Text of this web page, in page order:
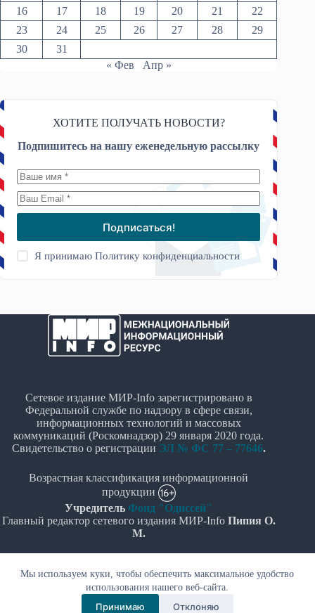
Мы используем куки, чтобы обеспечить максимальное удобство
использования нашего веб-сайта.
Принимаю Отклоняю
16
17 18 19 20 21
22
23
24 25 26 27 28
29
30
31
« Фев
Апр »
ХОТИТЕ ПОЛУЧАТЬ НОВОСТИ?
Подпишитесь на нашу еженедельную рассылку
Подписаться!
Я принимаюПолитику конфиденциальности
Сетевое издание МИР-Info зарегистрировано в
Федеральной службе по надзору в сфере связи,
информационных технологий и массовых
коммуникаций (Роскомнадзор) 29 января 2020 года.
Свидетельство о регистрации ЭЛ № ФС 77 – 77646.
Возрастная классификация информационной
продукции
Учредитель Фонд "Одиссей"
Главный редактор сетевого издания МИР-Info Пипия О.
М.
данных
© Все права защищены 2020-2026г. - "МИР-Info"